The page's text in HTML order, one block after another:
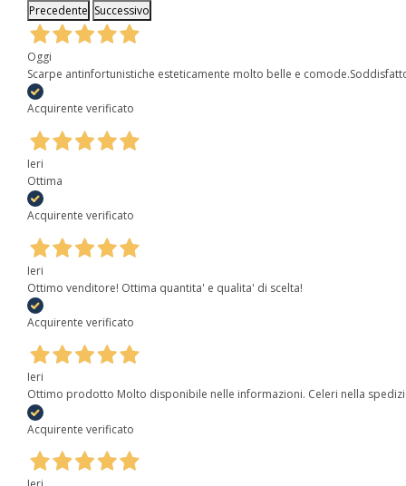
Precedente Successivo
Oggi
Scarpe antinfortunistiche esteticamente molto belle e
Acquirente verificato
Ieri
Ottima
Acquirente verificato
Ieri
Ottimo venditore! Ottima quantita' e qualita' di scelta!
Acquirente verificato
Ieri
Ottimo prodotto Molto disponibile nelle informazioni. Celeri nella
Acquirente verificato